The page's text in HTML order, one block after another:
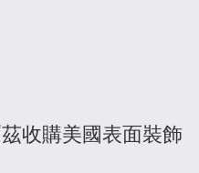
收購美國表面裝飾